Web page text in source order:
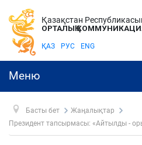
Қазақстан
ОРТАЛЫҚ
ҚАЗ РУС ENG
Меню
Басты бет
Жаңалықтар
Президент тапсырмасы: «Айтылды -